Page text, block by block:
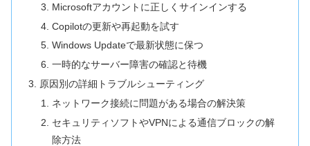
Microsoftアカウントに正しくサインインする
Copilotの更新や再起動を試す
Windows Updateで最新状態に保つ
一時的なサーバー障害の確認と待機
原因別の詳細トラブルシューティング
ネットワーク接続に問題がある場合の解決策
セキュリティソフトやVPNによる通信ブロックの解
除方法